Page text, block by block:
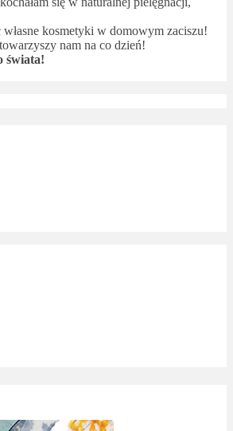
kosmetyki w domowym zaciszu!
nam na co dzień!
świata!